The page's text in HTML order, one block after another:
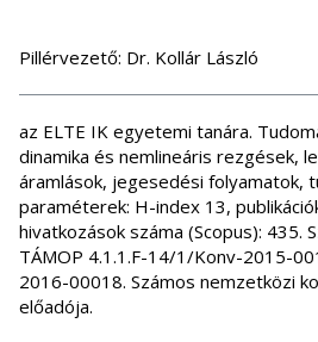
Pillérvezető: Dr. Kollár László
az ELTE IK egyetemi tanára.
dinamika és nemlineáris rezgések,
áramlások, jegesedési folyamatok,
paraméterek: H-index 13,
hivatkozások száma (Scopus): 435.
TÁMOP 4.1.1.F-14/1/Konv-2015-
2016-00018. Számos nemzetközi
előadója.